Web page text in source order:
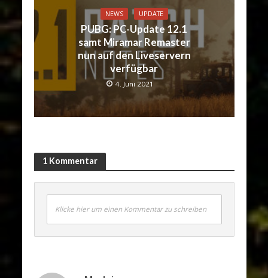
NEWS UPDATE
PUBG: PC-Update 12.1
samt Miramar Remaster
nun auf den Liveservern
verfügbar
4. Juni 2021
1 Kommentar
Klicke hier um einen Kommentar zu schreiben